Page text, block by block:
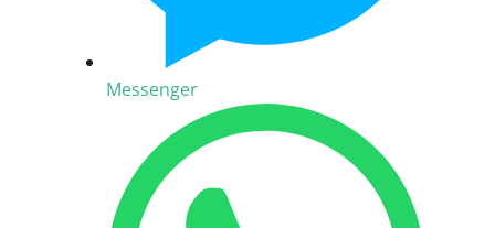
Messenger